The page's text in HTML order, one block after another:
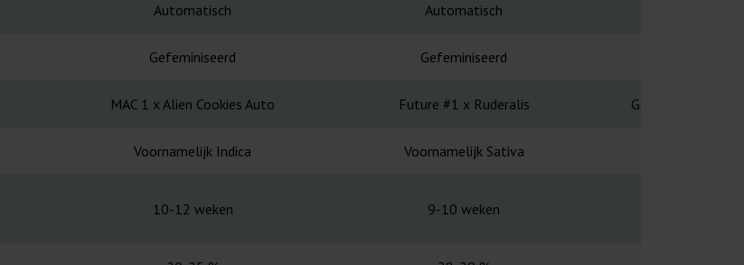
Automatisch Automatisch
Gefeminiseerd Gefeminiseerd
MAC 1 x Alien Cookies Auto Future #1 x Ruderalis Gelato x Triangle
Voornamelijk Indica Voornamelijk Sativa
10-12 weken 9-10 weken